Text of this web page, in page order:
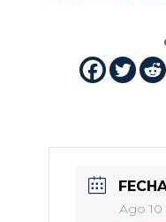
Ago 10